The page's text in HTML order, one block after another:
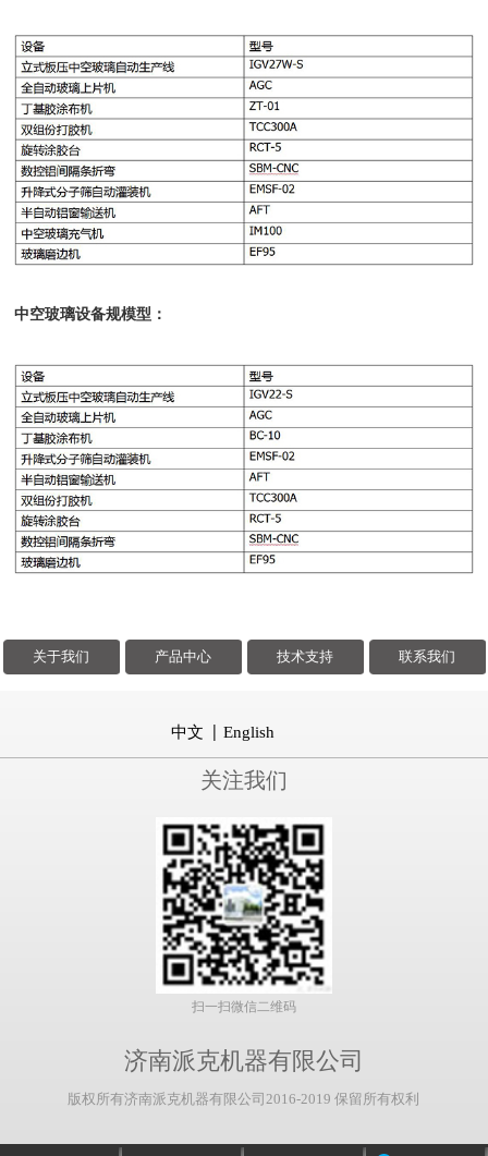
中空玻璃设备规模型：
关于我们 产品中心 技术支持 联系我们
中文 English
关注我们
扫一扫微信二维码
济南派克机器有限公司
版权所有济南派克机器有限公司2016-2019 保留所有权利